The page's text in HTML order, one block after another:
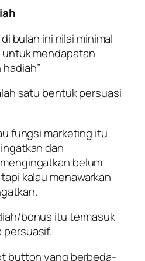
bulan ini nilai minimal
untuk mendapatan
satu bentuk persuasi
fungsi marketing itu
dan
belum
kalau menawarkan
bonus itu termasuk
persuasif.
buttonyang berbeda-